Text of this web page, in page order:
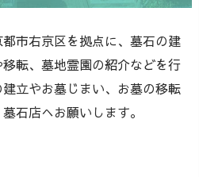
市右京区を拠点に、墓石の建
転、墓地霊園の紹介などを行
立やお墓じまい、お墓の移転
石店へお願いします。